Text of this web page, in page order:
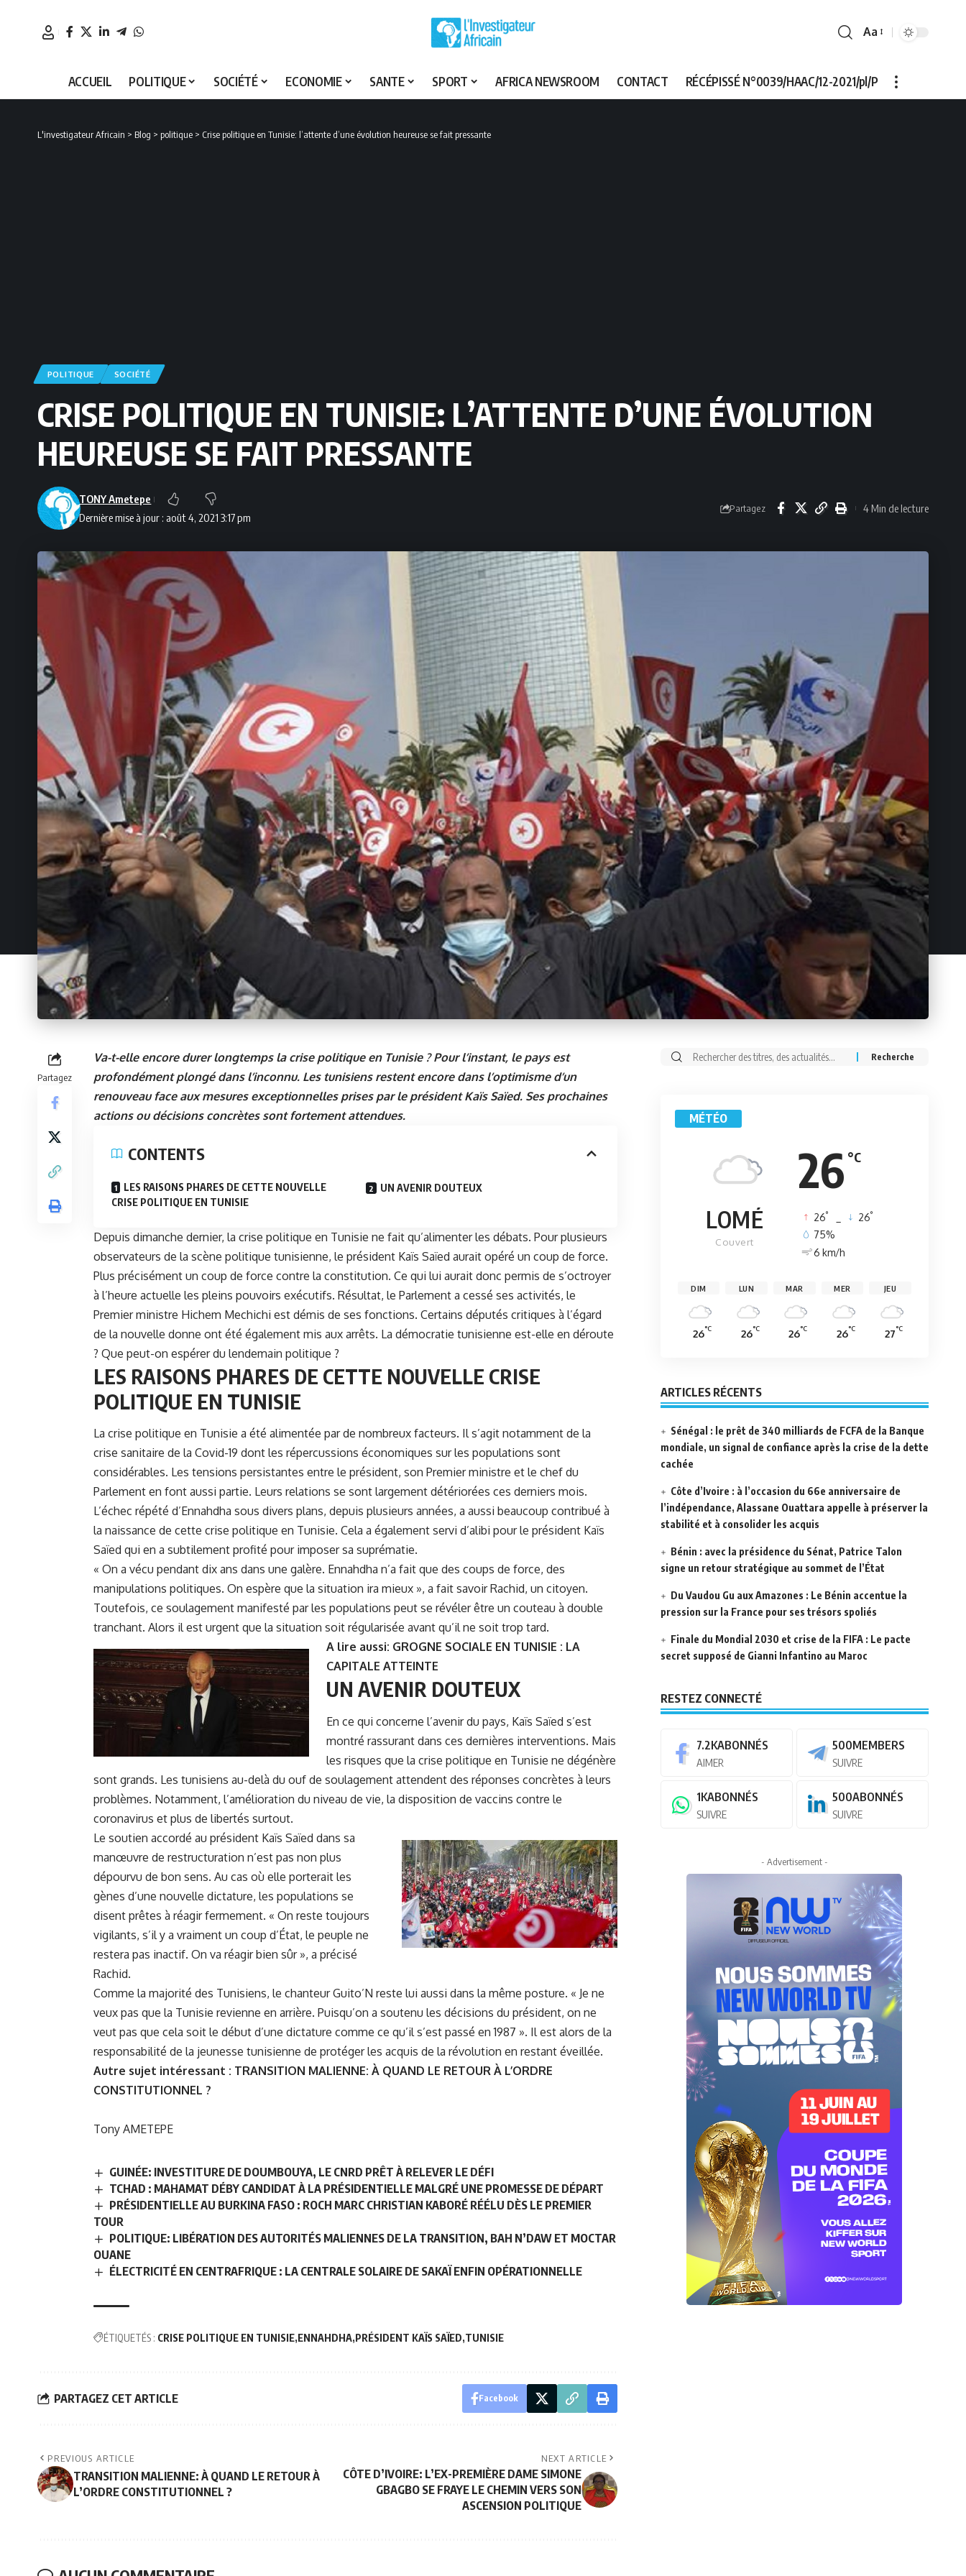
Font
Aa
ACCUEIL POLITIQUE SOCIÉTÉ ECONOMIE SANTE SPORT AFRICA NEWSROOM CONTACT RÉCÉPISSÉ N°0039/HAAC/12-2021/pl/P
L'investigateur Africain > Blog > politique > Crise politique en Tunisie: l’attente d’une évolution heureuse se fait pressante
POLITIQUE SOCIÉTÉ
CRISE POLITIQUE EN TUNISIE: L’ATTENTE D’UNE ÉVOLUTION
HEUREUSE SE FAIT PRESSANTE
Dernière mise à jour : août 4, 2021 3:17 pm
TONY Ametepe
Partagez 4 Min de lecture
Partagez
Va-t-elle encore durer longtemps la crise politique en Tunisie ? Pour l’instant, le pays est
profondément plongé dans l’inconnu. Les tunisiens restent encore dans l’optimisme d’un
renouveau face aux mesures exceptionnelles prises par le président Kaïs Saïed. Ses prochaines
actions ou décisions concrètes sont fortement attendues.
CONTENTS
LES RAISONS PHARES DE CETTE NOUVELLE
CRISE POLITIQUE EN TUNISIE
UN AVENIR DOUTEUX
Depuis dimanche dernier, la crise politique en Tunisie ne fait qu’alimenter les débats. Pour plusieurs
observateurs de la scène politique tunisienne, le président Kaïs Saïed aurait opéré un coup de force.
Plus précisément un coup de force contre la constitution. Ce qui lui aurait donc permis de s’octroyer
à l’heure actuelle les pleins pouvoirs exécutifs. Résultat, le Parlement a cessé ses activités, le
Premier ministre Hichem Mechichi est démis de ses fonctions. Certains députés critiques à l’égard
de la nouvelle donne ont été également mis aux arrêts. La démocratie tunisienne est-elle en déroute
? Que peut-on espérer du lendemain politique ?
LES RAISONS PHARES DE CETTE NOUVELLE CRISE
POLITIQUE EN TUNISIE
La crise politique en Tunisie a été alimentée par de nombreux facteurs. Il s’agit notamment de la
crise sanitaire de la Covid-19 dont les répercussions économiques sur les populations sont
considérables. Les tensions persistantes entre le président, son Premier ministre et le chef du
Parlement en font aussi partie. Leurs relations se sont largement détériorées ces derniers mois.
L’échec répété d’Ennahdha sous divers plans, depuis plusieurs années, a aussi beaucoup contribué à
la naissance de cette crise politique en Tunisie. Cela a également servi d’alibi pour le président Kaïs
Saïed qui en a subtilement profité pour imposer sa suprématie.
« On a vécu pendant dix ans dans une galère. Ennahdha n’a fait que des coups de force, des
manipulations politiques. On espère que la situation ira mieux », a fait savoir Rachid, un citoyen.
Toutefois, ce soulagement manifesté par les populations peut se révéler être un couteau à double
tranchant. Alors il est urgent que la situation soit régularisée avant qu’il ne soit trop tard.
A lire aussi: GROGNE SOCIALE EN TUNISIE : LA
CAPITALE ATTEINTE
UN AVENIR DOUTEUX
En ce qui concerne l’avenir du pays, Kaïs Saïed s’est
montré rassurant dans ces dernières interventions. Mais
les risques que la crise politique en Tunisie ne dégénère
sont grands. Les tunisiens au-delà du ouf de soulagement attendent des réponses concrètes à leurs
problèmes. Notamment, l’amélioration du niveau de vie, la disposition de vaccins contre le
coronavirus et plus de libertés surtout.
Le soutien accordé au président Kaïs Saïed dans sa
manœuvre de restructuration n’est pas non plus
dépourvu de bon sens. Au cas où elle porterait les
gènes d’une nouvelle dictature, les populations se
disent prêtes à réagir fermement. « On reste toujours
vigilants, s’il y a vraiment un coup d’État, le peuple ne
restera pas inactif. On va réagir bien sûr », a précisé
Rachid.
Comme la majorité des Tunisiens, le chanteur Guito’N reste lui aussi dans la même posture. « Je ne
veux pas que la Tunisie revienne en arrière. Puisqu’on a soutenu les décisions du président, on ne
veut pas que cela soit le début d’une dictature comme ce qu’il s’est passé en 1987 ». Il est alors de la
responsabilité de la jeunesse tunisienne de protéger les acquis de la révolution en restant éveillée.
Autre sujet intéressant : TRANSITION MALIENNE: À QUAND LE RETOUR À L’ORDRE
CONSTITUTIONNEL ?
Tony AMETEPE
GUINÉE: INVESTITURE DE DOUMBOUYA, LE CNRD PRÊT À RELEVER LE DÉFI
TCHAD : MAHAMAT DÉBY CANDIDAT À LA PRÉSIDENTIELLE MALGRÉ UNE PROMESSE DE DÉPART
PRÉSIDENTIELLE AU BURKINA FASO : ROCH MARC CHRISTIAN KABORÉ RÉÉLU DÈS LE PREMIER
TOUR
POLITIQUE: LIBÉRATION DES AUTORITÉS MALIENNES DE LA TRANSITION, BAH N’DAW ET MOCTAR
OUANE
ÉLECTRICITÉ EN CENTRAFRIQUE : LA CENTRALE SOLAIRE DE SAKAÏ ENFIN OPÉRATIONNELLE
ÉTIQUETÉS : CRISE POLITIQUE EN TUNISIE ENNAHDHA PRÉSIDENT KAÏS SAÏED TUNISIE
PARTAGEZ CET ARTICLE Facebook
PREVIOUS ARTICLE
TRANSITION MALIENNE: À QUAND LE RETOUR À
L’ORDRE CONSTITUTIONNEL ?
NEXT ARTICLE
CÔTE D’IVOIRE: L’EX-PREMIÈRE DAME SIMONE
GBAGBO SE FRAYE LE CHEMIN VERS SON
ASCENSION POLITIQUE
Rechercher:
MÉTÉO
26 °C
LOMÉ
Couvert
26° 26°
75%
6 km/h
DIM
26°C
LUN
26°C
MAR
26°C
MER
26°C
JEU
27°C
ARTICLES RÉCENTS
Sénégal : le prêt de 340 milliards de FCFA de la Banque
mondiale, un signal de confiance après la crise de la dette
cachée
Côte d’Ivoire : à l’occasion du 66e anniversaire de
l’indépendance, Alassane Ouattara appelle à préserver la
stabilité et à consolider les acquis
Bénin : avec la présidence du Sénat, Patrice Talon
signe un retour stratégique au sommet de l’État
Du Vaudou Gu aux Amazones : Le Bénin accentue la
pression sur la France pour ses trésors spoliés
Finale du Mondial 2030 et crise de la FIFA : Le pacte
secret supposé de Gianni Infantino au Maroc
RESTEZ CONNECTÉ
7.2KABONNÉS
AIMER
500MEMBERS
SUIVRE
1KABONNÉS
SUIVRE
500ABONNÉS
SUIVRE
- Advertisement -